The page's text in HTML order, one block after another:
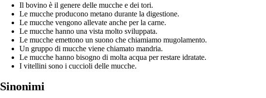
Il bovino è il genere delle mucche e dei tori.
Le mucche producono metano durante la digestione.
Le mucche vengono allevate anche per la carne.
Le mucche hanno una vista molto sviluppata.
Le mucche emettono un suono che chiamiamo mugolamento.
Un gruppo di mucche viene chiamato mandria.
Le mucche hanno bisogno di molta acqua per restare idratate.
I vitellini sono i cuccioli delle mucche.
Sinonimi